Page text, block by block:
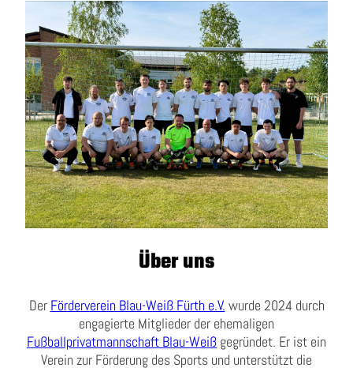
Über uns
Der Förderverein Blau-Weiß Fürth e.V. wurde 2024 durch
engagierte Mitglieder der ehemaligen
Fußballprivatmannschaft Blau-Weiß gegründet. Er ist ein
Verein zur Förderung des Sports und unterstützt die